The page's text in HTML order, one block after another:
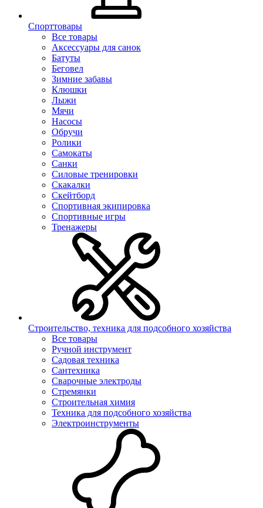
Спорттовары
Все товары
Аксессуары для санок
Батуты
Беговел
Зимние забавы
Клюшки
Лыжи
Мячи
Насосы
Обручи
Ролики
Самокаты
Санки
Силовые тренировки
Скакалки
Скейтборд
Спортивная экипировка
Спортивные игры
Тренажеры
Строительство, техника для подсобного хозяйства
Все товары
Ручной инструмент
Садовая техника
Сантехника
Сварочные электроды
Стремянки
Строительная химия
Техника для подсобного хозяйства
Электроинструменты